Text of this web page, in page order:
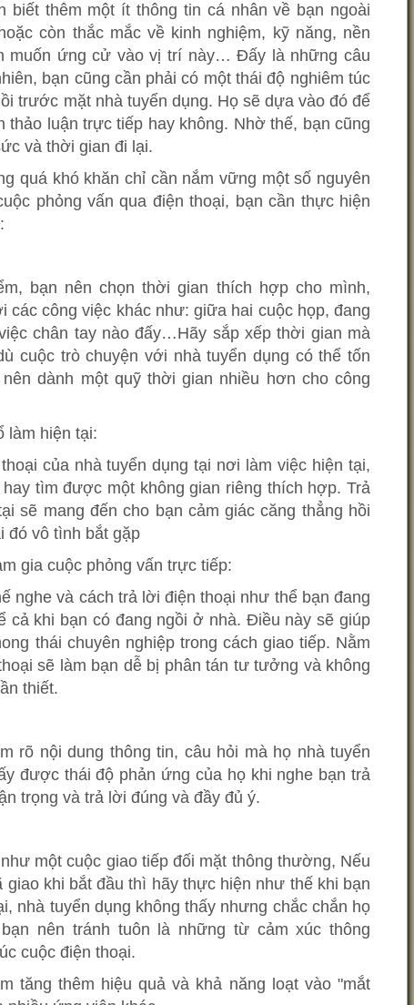
biết thêm một ít thông tin cá nhân về bạn ngoài
còn thắc mắc về kinh nghiệm, kỹ năng, nền
muốn ứng cử vào vị trí này… Đấy là những câu
bạn cũng cần phải có một thái độ nghiêm túc
trước mặt nhà tuyển dụng. Họ sẽ dựa vào đó để
thảo luận trực tiếp hay không. Nhờ thế, bạn cũng
và thời gian đi lại.
quá khó khăn chỉ cần nắm vững một số nguyên
phỏng vấn qua điện thoại, bạn cần thực hiện
bạn nên chọn thời gian thích hợp cho mình,
các công việc khác như: giữa hai cuộc họp, đang
chân tay nào đấy…Hãy sắp xếp thời gian mà
cuộc trò chuyện với nhà tuyển dụng có thể tốn
dành một quỹ thời gian nhiều hơn cho công
làm hiện tại:
của nhà tuyển dụng tại nơi làm việc hiện tại,
tìm được một không gian riêng thích hợp. Trả
sẽ mang đến cho bạn cảm giác căng thẳng hồi
đó vô tình bắt gặp
gia cuộc phỏng vấn trực tiếp:
nghe và cách trả lời điện thoại như thể bạn đang
cả khi bạn có đang ngồi ở nhà. Điều này sẽ giúp
thái chuyên nghiệp trong cách giao tiếp. Nằm
sẽ làm bạn dễ bị phân tán tư tưởng và không
thiết.
rõ nội dung thông tin, câu hỏi mà họ nhà tuyển
được thái độ phản ứng của họ khi nghe bạn trả
trọng và trả lời đúng và đầy đủ ý.
một cuộc giao tiếp đối mặt thông thường, Nếu
khi bắt đầu thì hãy thực hiện như thế khi bạn
nhà tuyển dụng không thấy nhưng chắc chắn họ
nên tránh tuôn là những từ cảm xúc thông
cuộc điện thoại.
tăng thêm hiệu quả và khả năng loạt vào "mắt